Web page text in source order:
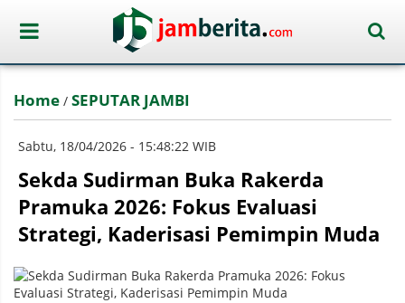
Home / SEPUTAR JAMBI
Sabtu, 18/04/2026 - 15:48:22 WIB
Sekda Sudirman Buka Rakerda
Pramuka 2026: Fokus Evaluasi
Strategi, Kaderisasi Pemimpin Muda